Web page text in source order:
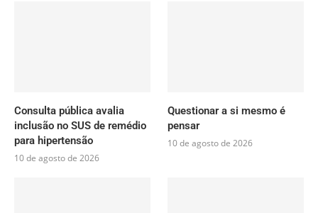
Consulta pública avalia
inclusão no SUS de remédio
para hipertensão
10 de agosto de 2026
Questionar a si mesmo é
pensar
10 de agosto de 2026